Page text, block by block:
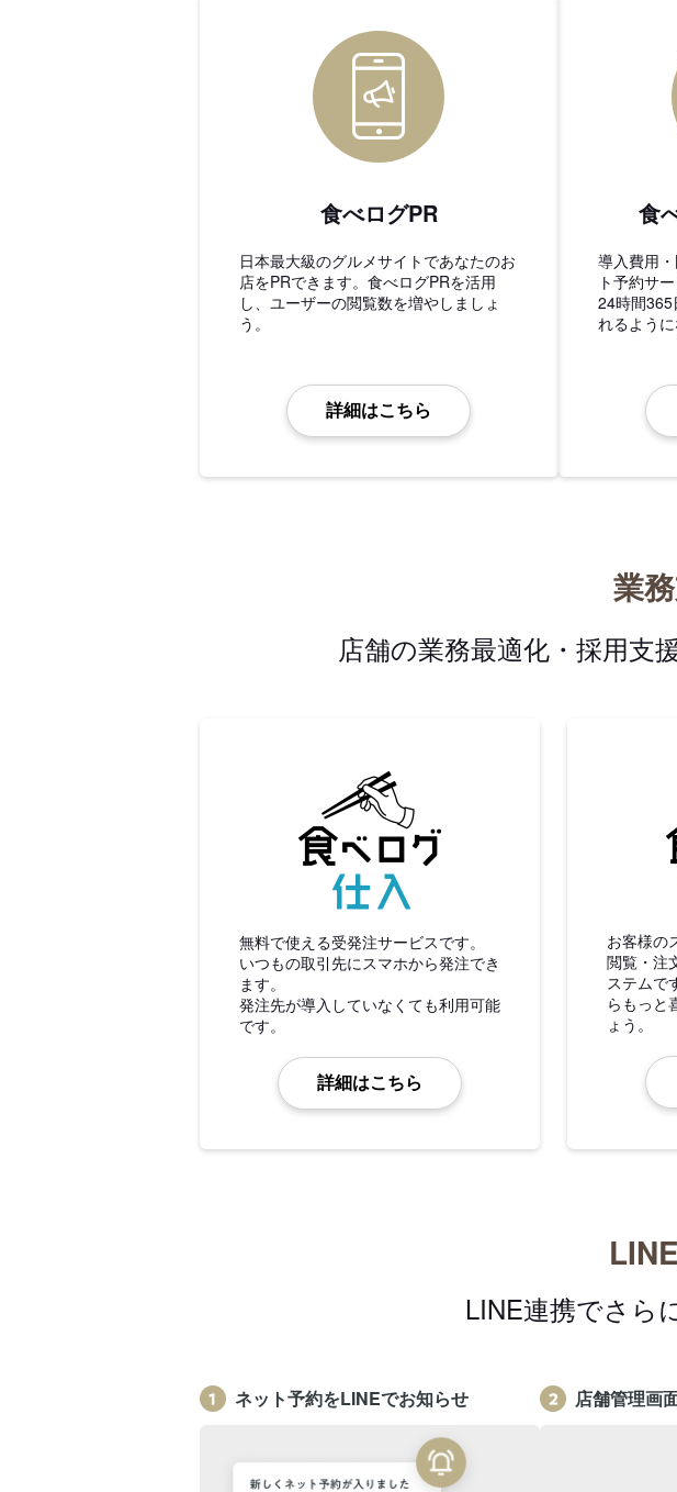
食べログPR
日本最大級のグルメサイトであなたのお
店をPRできます。食べログPRを活用
し、ユーザーの閲覧数を増やしましょ
う。
詳細はこちら
食
導入費用
ト予約サ
24時間365
れるように
業
店舗の業務最適化・採用支
無料で使える受発注サービスです。
いつもの取引先にスマホから発注でき
ます。
発注先が導入していなくても利用可能
です。
詳細はこちら
お客様の
閲覧・注
ステムで
らもっと
ょう。
LINE連携でさら
ネット予約をLINEでお知らせ 店舗管理画